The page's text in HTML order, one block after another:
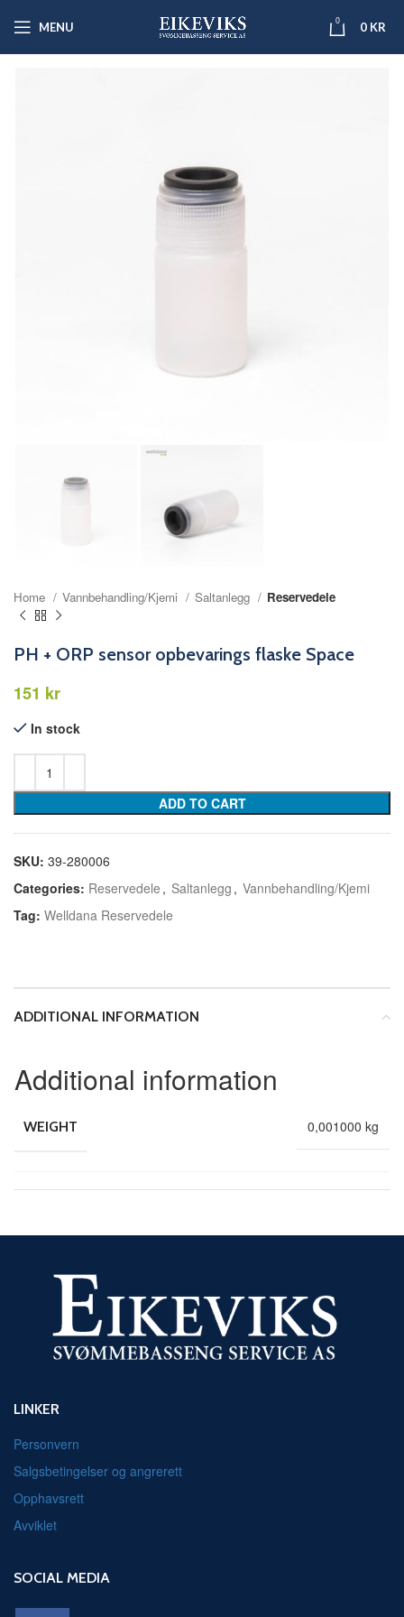
MENU 0 0 KR
Home Vannbehandling/Kjemi Saltanlegg Reservedele
PH + ORP sensor opbevarings flaske Space
kr
In stock
ADD TO CART
SKU: 39-280006
Categories: Reservedele , Saltanlegg , Vannbehandling/Kjemi
Tag: Welldana Reservedele
ADDITIONAL INFORMATION
Additional information
WEIGHT 0,001000 kg
LINKER
Personvern
Salgsbetingelser og angrerett
Opphavsrett
Avviklet
SOCIAL MEDIA